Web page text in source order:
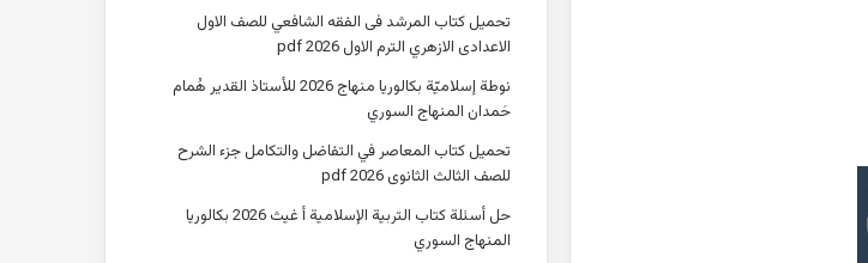
تحميل كتاب المرشد فى الفقه الشافعي للصف الاول
الاعدادى الازهري الترم الاول 2026 pdf
نوطة إسلاميّة بكالوريا منهاج 2026 للأستاذ القدير هُمام
حَمدان المنهاج السوري
تحميل كتاب المعاصر في التفاضل والتكامل جزء الشرح
للصف الثالث الثانوى 2026 pdf
حل أسئلة كتاب التربية الإسلامية أ غيث 2026 بكالوريا
المنهاج السوري